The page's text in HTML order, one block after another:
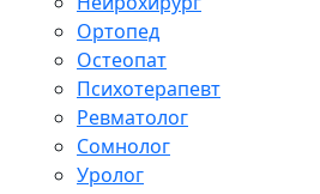
Ортопед
Остеопат
Психотерапевт
Ревматолог
Сомнолог
Уролог